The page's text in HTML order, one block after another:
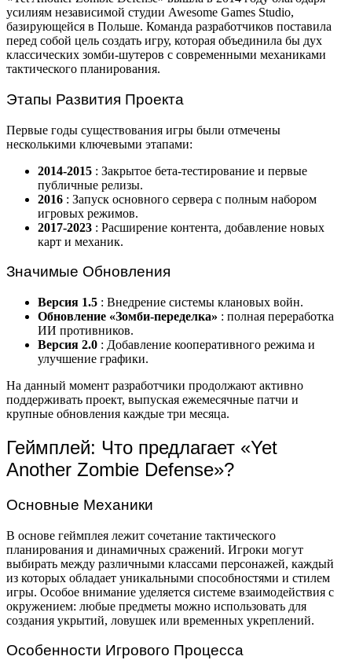
усилиям независимой студии Awesome Games Studio,
базирующейся в Польше. Команда разработчиков поставила
перед собой цель создать игру, которая объединила бы дух
классических зомби-шутеров с современными механиками
тактического планирования.
Этапы Развития Проекта
Первые годы существования игры были отмечены
несколькими ключевыми этапами:
2014-2015 : Закрытое бета-тестирование и первые
публичные релизы.
2016 : Запуск основного сервера с полным набором
игровых режимов.
2017-2023 : Расширение контента, добавление новых
карт и механик.
Значимые Обновления
Версия 1.5 : Внедрение системы клановых войн.
Обновление «Зомби-переделка» : полная переработка
ИИ противников.
Версия 2.0 : Добавление кооперативного режима и
улучшение графики.
На данный момент разработчики продолжают активно
поддерживать проект, выпуская ежемесячные патчи и
крупные обновления каждые три месяца.
Геймплей: Что предлагает «Yet
Another Zombie Defense»?
Основные Механики
В основе геймплея лежит сочетание тактического
планирования и динамичных сражений. Игроки могут
выбирать между различными классами персонажей, каждый
из которых обладает уникальными способностями и стилем
игры. Особое внимание уделяется системе взаимодействия с
окружением: любые предметы можно использовать для
создания укрытий, ловушек или временных укреплений.
Особенности Игрового Процесса